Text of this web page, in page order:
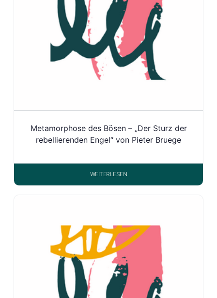
Metamorphose des Bösen – „Der Sturz der
rebellierenden Engel“ von Pieter Bruege
WEITERLESEN